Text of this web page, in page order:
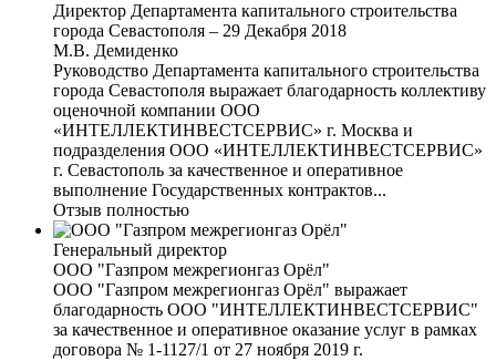
Директор Департамента капитального строительства
города Севастополя – 29 Декабря 2018
М.В. Демиденко
Руководство Департамента капитального строительства
города Севастополя выражает благодарность коллективу
оценочной компании ООО
«ИНТЕЛЛЕКТИНВЕСТСЕРВИС» г. Москва и
подразделения ООО «ИНТЕЛЛЕКТИНВЕСТСЕРВИС»
г. Севастополь за качественное и оперативное
выполнение Государственных контрактов...
Отзыв полностью
Генеральный директор
ООО "Газпром межрегионгаз Орёл"
ООО "Газпром межрегионгаз Орёл" выражает
благодарность ООО "ИНТЕЛЛЕКТИНВЕСТСЕРВИС"
за качественное и оперативное оказание услуг в рамках
договора № 1-1127/1 от 27 ноября 2019 г.